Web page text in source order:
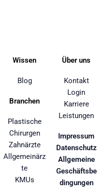
Wissen
Blog
Branchen
Plastische
Chirurgen
Zahnärzte
Allgemeinärz
te
KMUs
Über uns
Kontakt
Login
Karriere
Leistungen
Impressum
Datenschutz
Allgemeine
Geschäftsbe
dingungen